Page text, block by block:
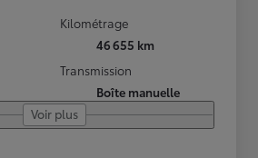
Kilométrage
46 655 km
Transmission
Boîte manuelle
Voir plus